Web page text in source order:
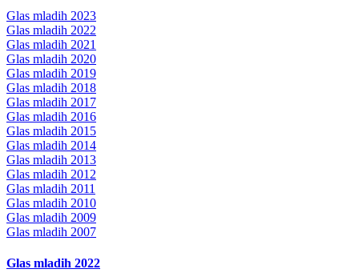
Glas mladih 2023
Glas mladih 2022
Glas mladih 2021
Glas mladih 2020
Glas mladih 2019
Glas mladih 2018
Glas mladih 2017
Glas mladih 2016
Glas mladih 2015
Glas mladih 2014
Glas mladih 2013
Glas mladih 2012
Glas mladih 2011
Glas mladih 2010
Glas mladih 2009
Glas mladih 2007
Glas mladih 2022